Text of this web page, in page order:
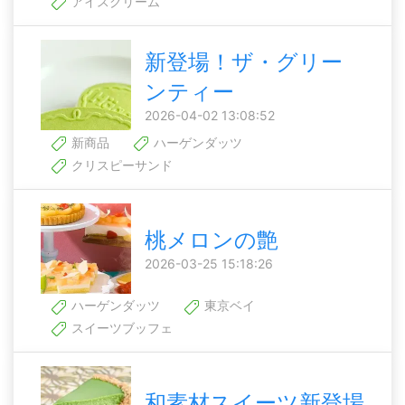
新登場！ザ・グリー
ンティー
2026-04-02 13:08:52
新商品
ハーゲンダッツ
クリスピーサンド
桃メロンの艶
2026-03-25 15:18:26
ハーゲンダッツ
東京ベイ
スイーツブッフェ